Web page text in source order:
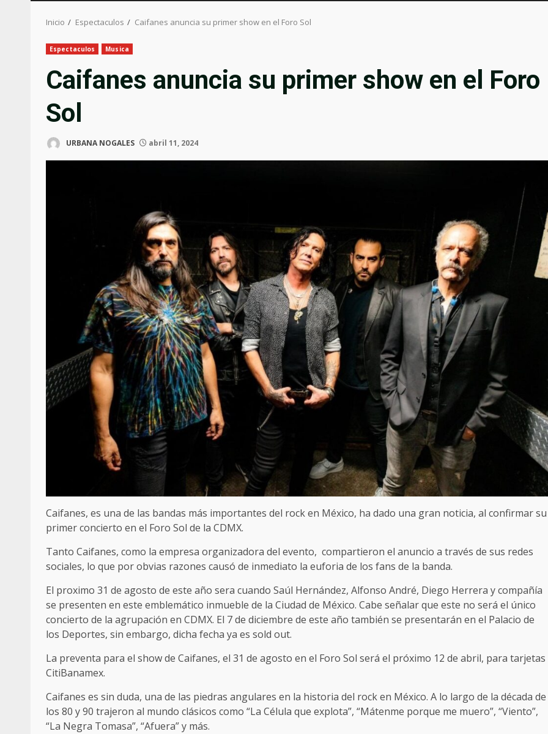
Inicio Espectaculos Caifanes anuncia su primer show en el Foro Sol
Espectaculos Musica
Caifanes anuncia su primer show en el Foro
Sol
URBANA NOGALES abril 11, 2024
Caifanes, es una de las bandas más importantes del rock en México, ha dado una gran noticia, al confirmar su
primer concierto en el Foro Sol de la CDMX.
Tanto Caifanes, como la empresa organizadora del evento, compartieron el anuncio a través de sus redes
sociales, lo que por obvias razones causó de inmediato la euforia de los fans de la banda.
El proximo 31 de agosto de este año sera cuando Saúl Hernández, Alfonso André, Diego Herrera y compañía
se presenten en este emblemático inmueble de la Ciudad de México. Cabe señalar que este no será el único
concierto de la agrupación en CDMX. El 7 de diciembre de este año también se presentarán en el Palacio de
los Deportes, sin embargo, dicha fecha ya es sold out.
La preventa para el show de Caifanes, el 31 de agosto en el Foro Sol será el próximo 12 de abril, para tarjetas
CitiBanamex.
Caifanes es sin duda, una de las piedras angulares en la historia del rock en México. A lo largo de la década de
los 80 y 90 trajeron al mundo clásicos como “La Célula que explota”, “Mátenme porque me muero”, “Viento”,
“La Negra Tomasa”, “Afuera” y más.